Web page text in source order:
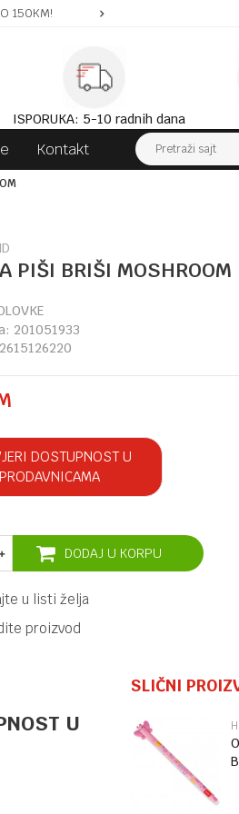
150KM!
ISPORUKA: 5-10 radnih dana
Kontakt Pretraži sajt
PIŠI BRIŠI MOSHROOM
201051933
DOSTUPNOST U
PRODAVNICAMA
DODAJ U KORPU
u listi želja
proizvod
U
SLIČNI
13,10